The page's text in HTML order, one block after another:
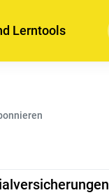
Lerntools